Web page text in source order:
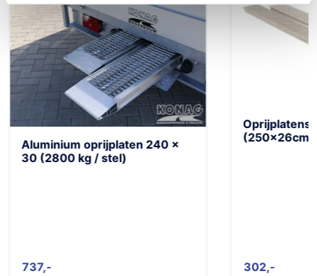
Aluminium oprijplaten 240 x
30 (2800 kg / stel)
737
(250x26cm
302